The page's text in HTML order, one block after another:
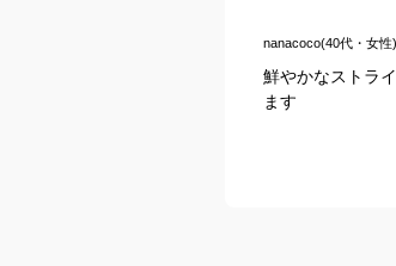
nanacoco(40代・女性)
鮮やかなストラ
ます